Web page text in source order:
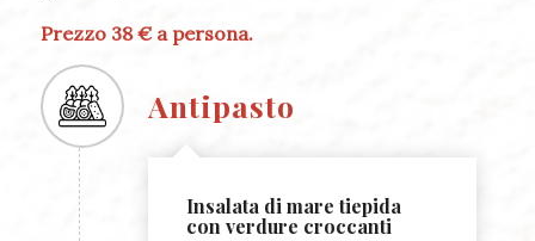
Prezzo 38 € a persona.
Antipasto
Insalata di mare tiepida
con verdure croccanti